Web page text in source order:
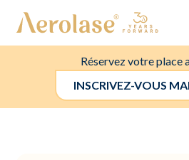
Réservez votre place
INSCRIVEZ-VOUS